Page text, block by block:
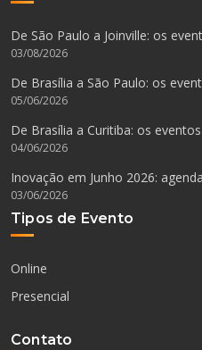
De São Paulo a Joinville: os
03/08/2026
De Brasília a São Paulo: os
05/06/2026
De Brasília a Curitiba: os
04/06/2026
Inovação em Junho 2026:
03/06/2026
Tipos de Evento
Online
Presencial
Contato